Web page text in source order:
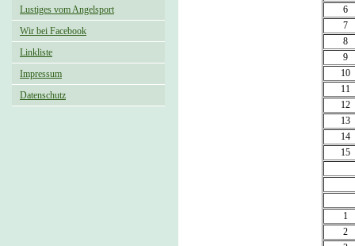
Lustiges vom Angelsport
Wir bei Facebook
Linkliste
Impressum
Datenschutz
6
7
8
9
10
11
12
13
14
15
1
2